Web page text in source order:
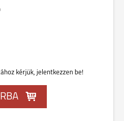
kérjük, jelentkezzen be!